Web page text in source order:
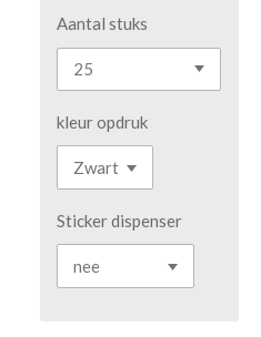
Aantal stuks
kleur opdruk
Sticker dispenser